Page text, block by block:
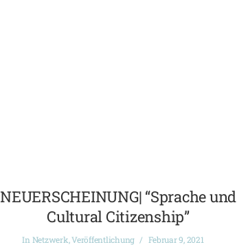
NEUERSCHEINUNG| “Sprache und
Cultural Citizenship”
In Netzwerk,Veröffentlichung Februar 9, 2021